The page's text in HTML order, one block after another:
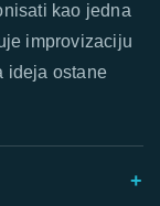
kao jedna
improvizaciju
ideja ostane
+